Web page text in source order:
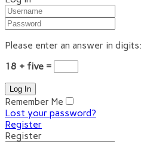
Please enter an answer in digits:
18 + five =
Remember Me
Lost your password?
Register
Register